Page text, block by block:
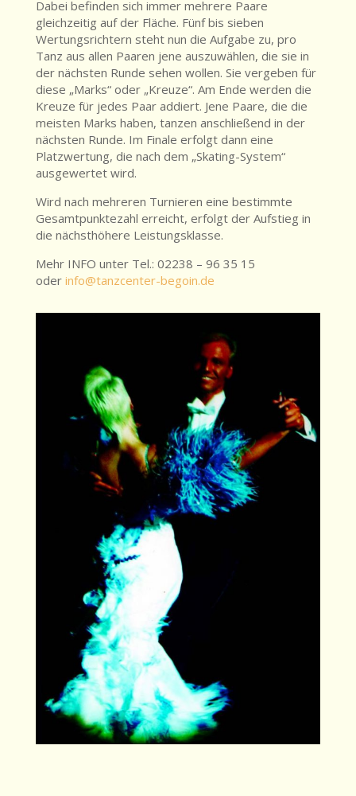
Dabei befinden sich immer mehrere Paare
gleichzeitig auf der Fläche. Fünf bis sieben
Wertungsrichtern steht nun die Aufgabe zu, pro
Tanz aus allen Paaren jene auszuwählen, die sie in
der nächsten Runde sehen wollen. Sie vergeben für
diese „Marks“ oder „Kreuze“. Am Ende werden die
Kreuze für jedes Paar addiert. Jene Paare, die die
meisten Marks haben, tanzen anschließend in der
nächsten Runde. Im Finale erfolgt dann eine
Platzwertung, die nach dem „Skating-System“
ausgewertet wird.
Wird nach mehreren Turnieren eine bestimmte
Gesamtpunktezahl erreicht, erfolgt der Aufstieg in
die nächsthöhere Leistungsklasse.
Mehr INFO unter Tel.: 02238 – 96 35 15
oder info@tanzcenter-begoin.de